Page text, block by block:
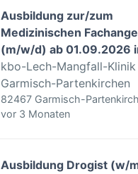
Ausbildung zur/zum
Medizinischen
(m/w/d) ab 01.09.2026
Garmisch-Partenkirchen
kbo-Lech-Mangfall-Klinik
Garmisch-Partenkirchen
82467 Garmisch-
Deutschland
Veröffentlicht:
vor 3 Monaten
Ausbildung Drogist (w/